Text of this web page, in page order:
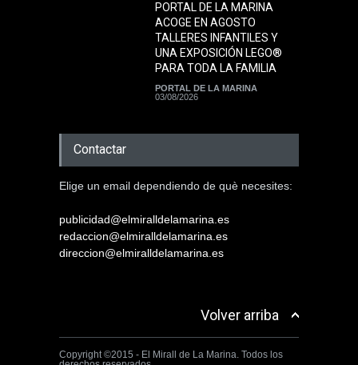
PORTAL DE LA MARINA
ACOGE EN AGOSTO
TALLERES INFANTILES Y
UNA EXPOSICIÓN LEGO®
PARA TODA LA FAMILIA
PORTAL DE LA MARINA
03/08/2026
Contactar
Elige un email dependiendo de què necesites:
publicidad@elmiralldelamarina.es
redaccion@elmiralldelamarina.es
direccion@elmiralldelamarina.es
Volver arriba
Copyright ©2015 - El Mirall de La Marina. Todos los